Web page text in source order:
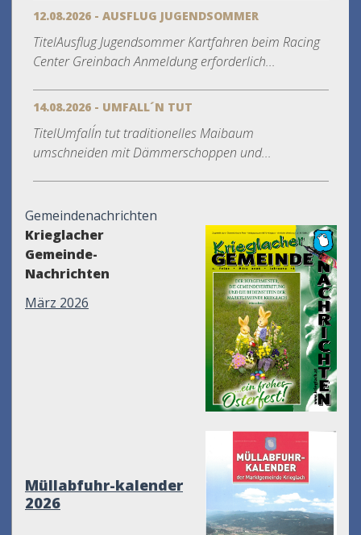
12.08.2026 - AUSFLUG JUGENDSOMMER
TitelAusflug Jugendsommer Kartfahren beim Racing
Center Greinbach Anmeldung erforderlich...
14.08.2026 - UMFALL´N TUT
TitelUmfall´n tut traditionelles Maibaum
umschneiden mit Dämmerschoppen und...
Gemeindenachrichten
Krieglacher
Gemeinde-
Nachrichten
März 2026
Müllabfuhr-kalender
2026